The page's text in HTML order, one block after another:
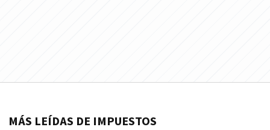
MÁS LEÍDAS DE IMPUESTOS